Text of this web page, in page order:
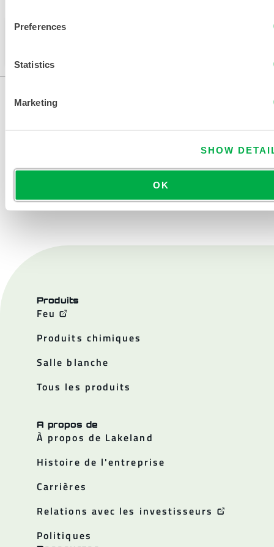
Preferences
Statistics
Marketing
SHOW
OK
Ce produit n'est pas vendu dans votre région. Vous
NOUS CONTACTER
Produits
Feu
Produits chimiques
Salle blanche
Tous les produits
A propos de
À propos de Lakeland
Histoire de l'entreprise
Carrières
Relations avec les investisseurs
Politiques